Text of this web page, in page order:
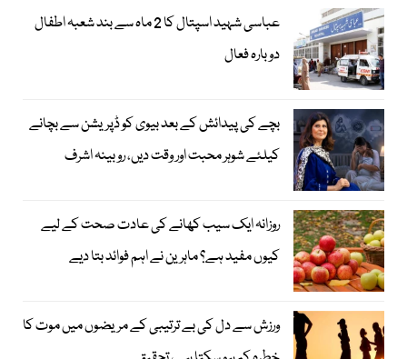
عباسی شہید اسپتال کا 2 ماہ سے بند شعبہ اطفال
دوبارہ فعال
بچے کی پیدائش کے بعد بیوی کو ڈپریشن سے بچانے
کیلئے شوہر محبت اور وقت دیں، روبینہ اشرف
روزانہ ایک سیب کھانے کی عادت صحت کے لیے
کیوں مفید ہے؟ ماہرین نے اہم فوائد بتا دیے
ورزش سے دل کی بے ترتیبی کے مریضوں میں موت کا